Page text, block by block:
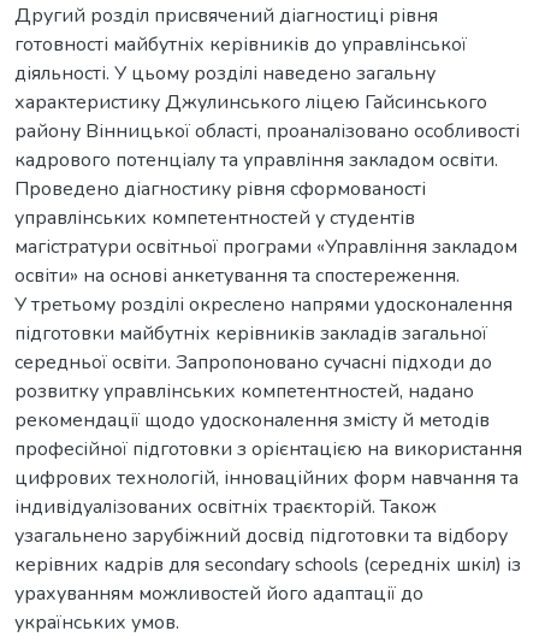
Другий розділ присвячений діагностиці рівня
готовності майбутніх керівників до управлінської
діяльності. У цьому розділі наведено загальну
характеристику Джулинського ліцею Гайсинського
району Вінницької області, проаналізовано особливості
кадрового потенціалу та управління закладом освіти.
Проведено діагностику рівня сформованості
управлінських компетентностей у студентів
магістратури освітньої програми «Управління закладом
освіти» на основі анкетування та спостереження.
У третьому розділі окреслено напрями удосконалення
підготовки майбутніх керівників закладів загальної
середньої освіти. Запропоновано сучасні підходи до
розвитку управлінських компетентностей, надано
рекомендації щодо удосконалення змісту й методів
професійної підготовки з орієнтацією на використання
цифрових технологій, інноваційних форм навчання та
індивідуалізованих освітніх траєкторій. Також
узагальнено зарубіжний досвід підготовки та відбору
керівних кадрів для secondary schools (середніх шкіл) із
урахуванням можливостей його адаптації до
українських умов.